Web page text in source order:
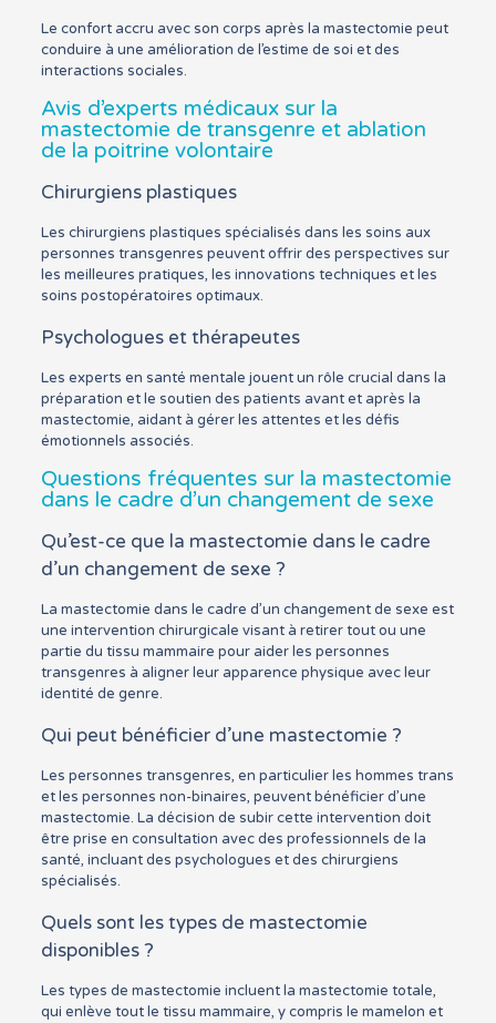
Le confort accru avec son corps après la mastectomie peut
conduire à une amélioration de l’estime de soi et des
interactions sociales.
Avis d’experts médicaux sur la
mastectomie de transgenre et ablation
de la poitrine volontaire
Chirurgiens plastiques
Les chirurgiens plastiques spécialisés dans les soins aux
personnes transgenres peuvent offrir des perspectives sur
les meilleures pratiques, les innovations techniques et les
soins postopératoires optimaux.
Psychologues et thérapeutes
Les experts en santé mentale jouent un rôle crucial dans la
préparation et le soutien des patients avant et après la
mastectomie, aidant à gérer les attentes et les défis
émotionnels associés.
Questions fréquentes sur la mastectomie
dans le cadre d’un changement de sexe
Qu’est-ce que la mastectomie dans le cadre
d’un changement de sexe ?
La mastectomie dans le cadre d’un changement de sexe est
une intervention chirurgicale visant à retirer tout ou une
partie du tissu mammaire pour aider les personnes
transgenres à aligner leur apparence physique avec leur
identité de genre.
Qui peut bénéficier d’une mastectomie ?
Les personnes transgenres, en particulier les hommes trans
et les personnes non-binaires, peuvent bénéficier d’une
mastectomie. La décision de subir cette intervention doit
être prise en consultation avec des professionnels de la
santé, incluant des psychologues et des chirurgiens
spécialisés.
Quels sont les types de mastectomie
disponibles ?
Les types de mastectomie incluent la mastectomie totale,
qui enlève tout le tissu mammaire, y compris le mamelon et